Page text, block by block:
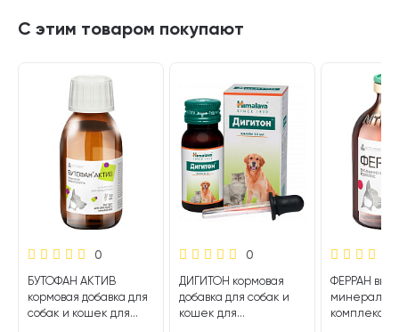
С этим товаром покупают
0
БУТОФАН АКТИВ
кормовая добавка для
собак и кошек для
0
ДИГИТОН кормовая
добавка для собак и
кошек для
ФЕРРАН
комплекс